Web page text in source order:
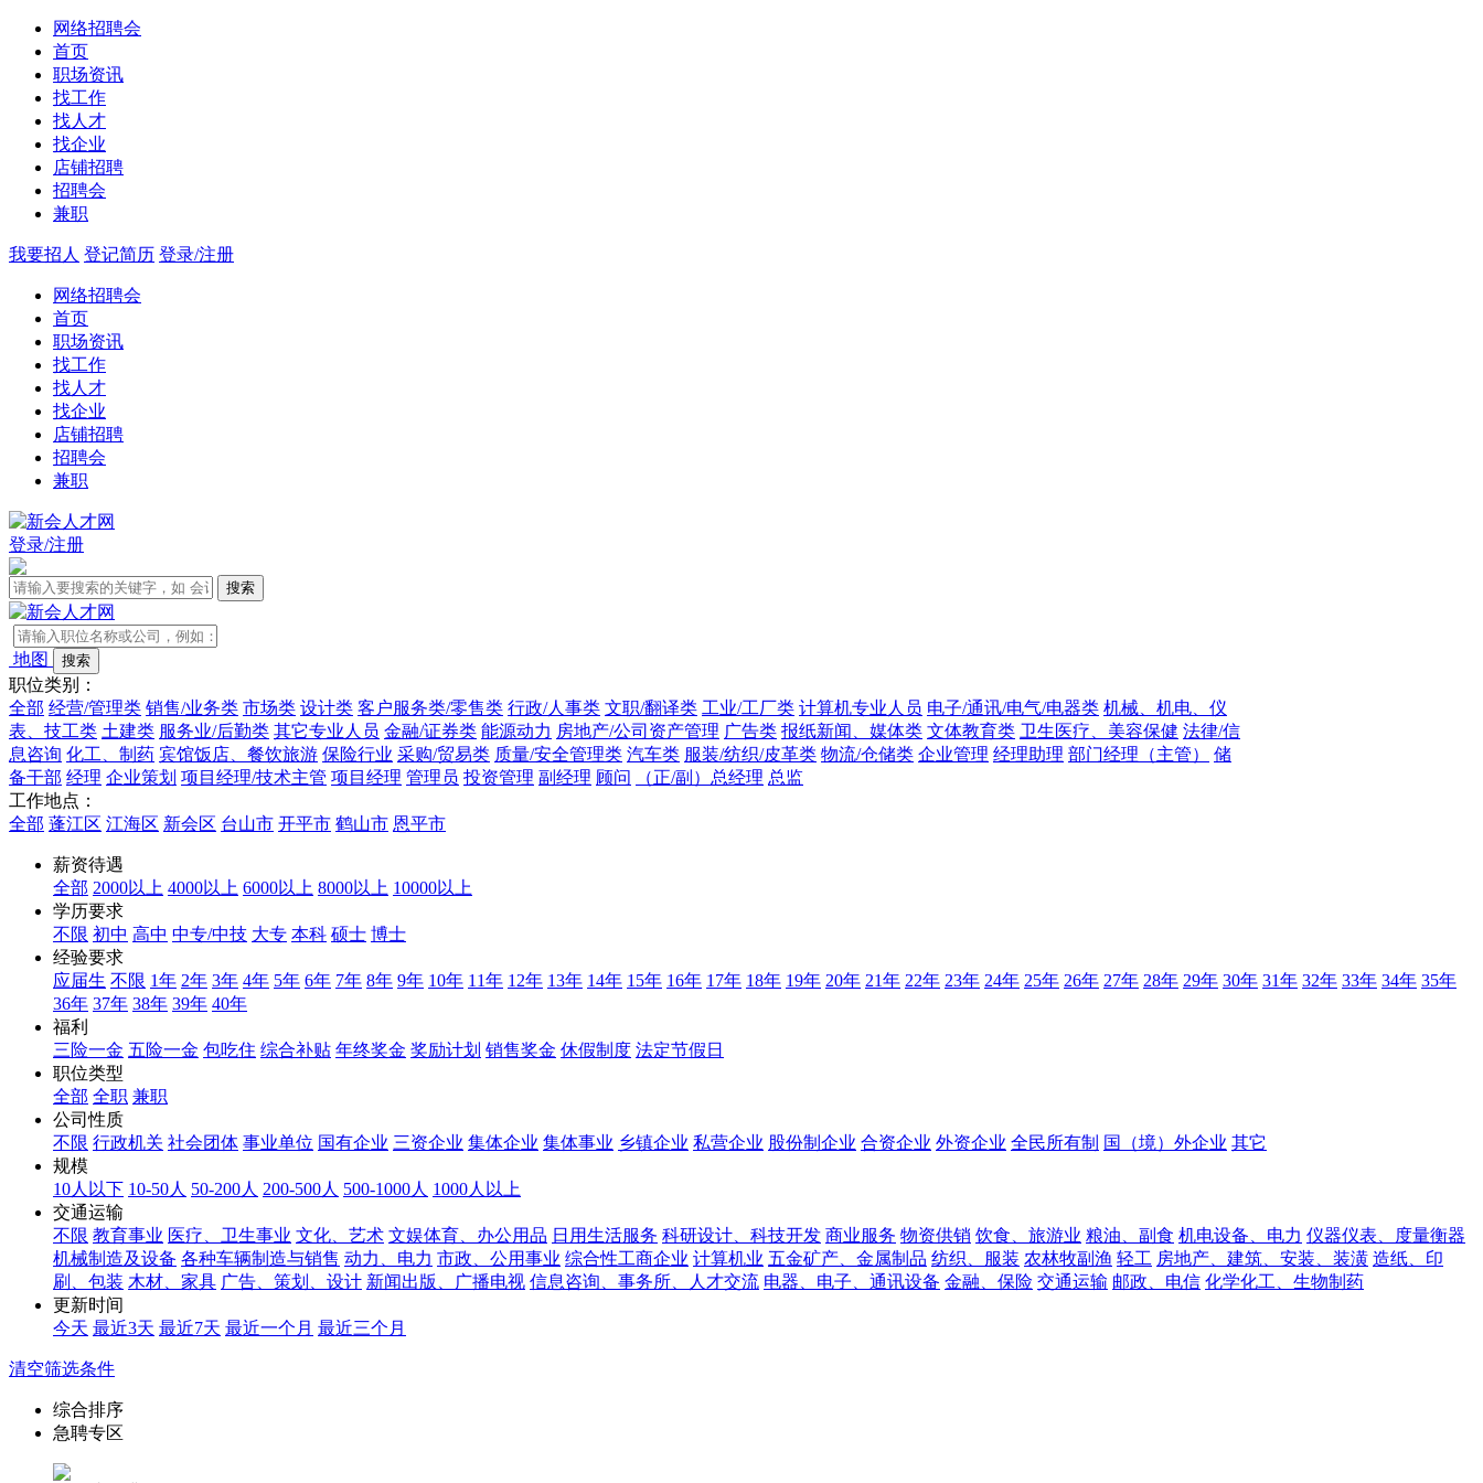
网络招聘会
首页
职场资讯
找工作
找人才
找企业
店铺招聘
招聘会
兼职
我要招人 登记简历 登录/注册
网络招聘会
首页
职场资讯
找工作
找人才
找企业
店铺招聘
招聘会
兼职
登录/注册
地图
职位类别：
全部 经营/管理类 销售/业务类 市场类 设计类 客户服务类/零售类 行政/人事类 文职/翻译类 工业/工厂类 计算机专业人员 电子/通讯/电气/电器类 机械、机电、仪
表、技工类 土建类 服务业/后勤类 其它专业人员 金融/证券类 能源动力 房地产/公司资产管理 广告类 报纸新闻、媒体类 文体教育类 卫生医疗、美容保健 法律/信
息咨询 化工、制药 宾馆饭店、餐饮旅游 保险行业 采购/贸易类 质量/安全管理类 汽车类 服装/纺织/皮革类 物流/仓储类 企业管理 经理助理 部门经理（主管）
储
备干部 经理 企业策划 项目经理/技术主管 项目经理 管理员 投资管理 副经理 顾问 （正/副）总经理 总监
工作地点：
全部 蓬江区 江海区 新会区 台山市 开平市 鹤山市 恩平市
薪资待遇
全部 2000以上 4000以上 6000以上 8000以上 10000以上
学历要求
不限 初中 高中 中专/中技 大专 本科 硕士 博士
经验要求
应届生 不限 1年 2年 3年 4年 5年 6年 7年 8年 9年 10年 11年 12年 13年 14年 15年 16年 17年 18年 19年 20年 21年 22年 23年 24年 25年 26年 27年 28年 29年 30年 31年 32年 33年 34年 35年
36年 37年 38年 39年 40年
福利
三险一金 五险一金 包吃住 综合补贴 年终奖金 奖励计划 销售奖金 休假制度 法定节假日
职位类型
全部 全职 兼职
公司性质
不限 行政机关 社会团体 事业单位 国有企业 三资企业 集体企业 集体事业 乡镇企业 私营企业 股份制企业 合资企业 外资企业 全民所有制 国（境）外企业 其它
规模
10人以下 10-50人 50-200人 200-500人 500-1000人 1000人以上
交通运输
不限 教育事业 医疗、卫生事业 文化、艺术 文娱体育、办公用品 日用生活服务 科研设计、科技开发 商业服务 物资供销 饮食、旅游业 粮油、副食 机电设备、电力 仪器仪表、度量衡器
机械制造及设备 各种车辆制造与销售 动力、电力 市政、公用事业 综合性工商企业 计算机业 五金矿产、金属制品 纺织、服装 农林牧副渔 轻工 房地产、建筑、安装、装潢 造纸、印
刷、包装 木材、家具 广告、策划、设计 新闻出版、广播电视 信息咨询、事务所、人才交流 电器、电子、通讯设备 金融、保险 交通运输 邮政、电信 化学化工、生物制药
更新时间
今天 最近3天 最近7天 最近一个月 最近三个月
清空筛选条件
综合排序
急聘专区